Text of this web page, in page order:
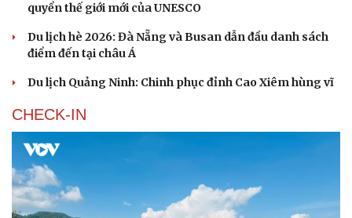
quyển thế giới mới của UNESCO
Du lịch hè 2026: Đà Nẵng và Busan dẫn đầu danh sách
điểm đến tại châu Á
Du lịch Quảng Ninh: Chinh phục đỉnh Cao Xiêm hùng vĩ
CHECK-IN